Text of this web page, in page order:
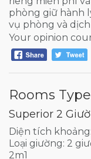
phòng giữ hành
vụ phòng và
Your opinion
Rooms
Superior 2
Diện tích
Loại giường: 2
2m1